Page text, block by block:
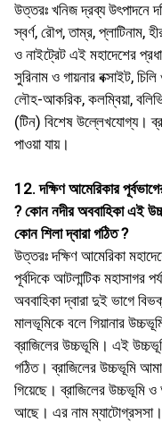
উত্তরঃ খনিজ দ্রব্য উৎপাদনে
স্বর্ণ, রৌপ, তাম্র, প্লাটিনাম,
ও নাইট্রেট এই মহাদেশের
সুরিনাম ও গায়নার বক্সাইট,
লৌহ-আকরিক, কলম্বিয়া,
(টিন) বিশেষ উল্লেখযােগ্য।
পাওয়া যায়।
12. দক্ষিণ আমেরিকার
? কোন নদীর অববাহিকা এই
কোন শিলা দ্বারা গঠিত ?
উত্তরঃ দক্ষিণ আমেরিকা
পূর্বদিকে আটলান্টিক
অববাহিকা দ্বারা দুই ভাগে
মালভূমিকে বলে গিয়ানার
ব্রাজিলের উচ্চভূমি। এই
গঠিত। ব্রাজিলের উচ্চভূমি
গিয়েছে। ব্রাজিলের উচ্চভূমি ও
আছে। এর নাম ম্যাটোগ্রসসা।